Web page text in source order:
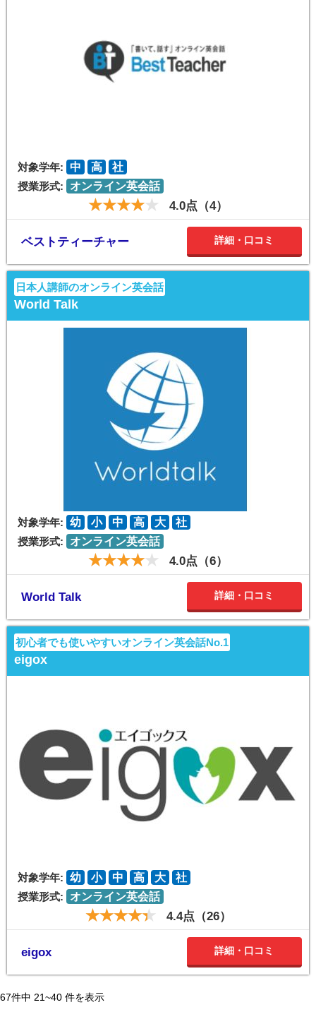
対象学年: 中 高
社
授業形式:
オンライン英会話
4.0点（4）
ベストティーチャー 詳細・口コミ
日本人講師のオンライン英会話
World Talk
対象学年: 幼 小 中 高 大
社
授業形式:
オンライン英会話
4.0点（6）
World Talk 詳細・口コミ
初心者でも使いやすいオンライン英会話No.1
eigox
対象学年: 幼 小 中 高 大
社
授業形式:
オンライン英会話
4.4点（26）
eigox 詳細・口コミ
67件中 21~40 件を表示